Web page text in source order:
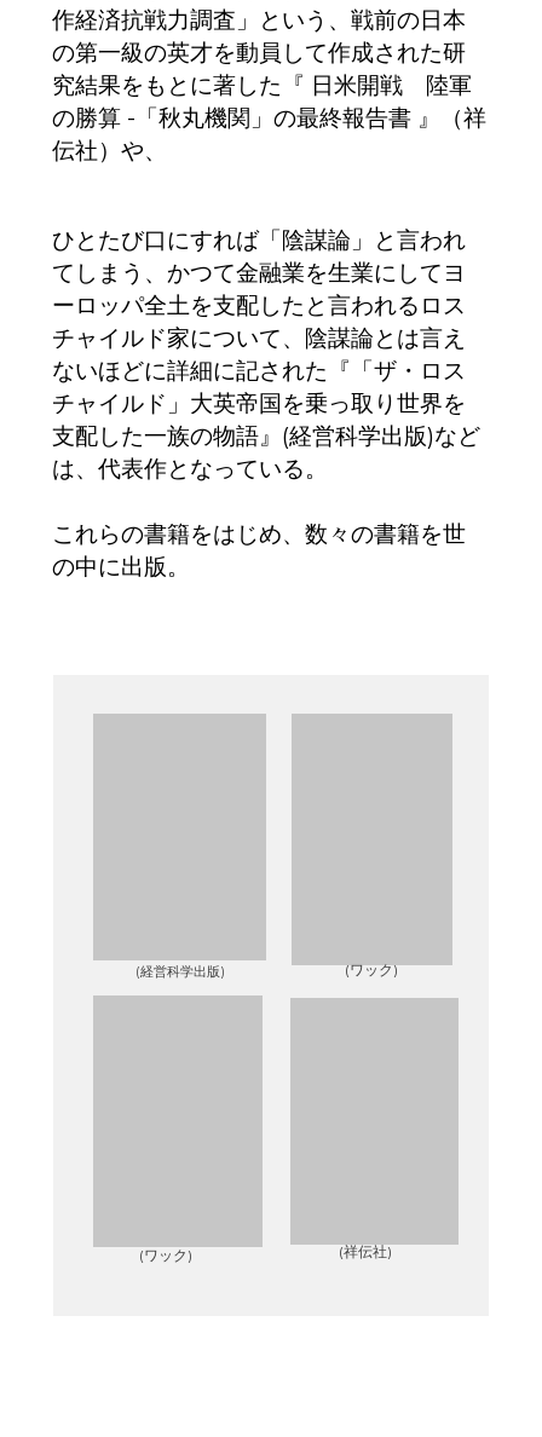
作経済抗戦力調査」という、戦前の日本
の第一級の英才を動員して作成された研
究結果をもとに著した 『 日米開戦 陸軍
の勝算 -「秋丸機関」の最終報告書 』（祥
伝社）や、
ひとたび口にすれば「陰謀論」と言われ
てしまう、 かつて金融業を生業にしてヨ
ーロッパ全土を支配したと言われるロス
チャイルド家について、 陰謀論とは言え
ないほどに詳細に記された 『「ザ ・ロス
チャイルド」大英帝国を乗っ取り世界を
支配した一族の物語』(経営科学出版)など
は、代表作となっている。
これらの書籍をはじめ、数々の書籍を世
の中に出版。
(ワック)
(経営科学出版)
(祥伝社)
(ワック)